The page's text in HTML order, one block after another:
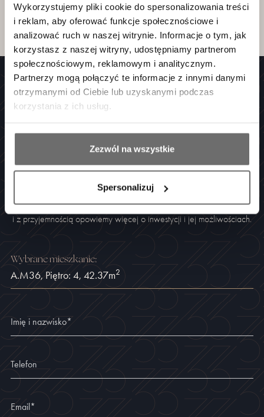
Wykorzystujemy pliki cookie do spersonalizowania treści
i reklam, aby oferować funkcje społecznościowe i
analizować ruch w naszej witrynie. Informacje o tym, jak
korzystasz z naszej witryny, udostępniamy partnerom
społecznościowym, reklamowym i analitycznym.
Partnerzy mogą połączyć te informacje z innymi danymi
otrzymanymi od Ciebie lub uzyskanymi podczas
korzystania z ich usług.
Zezwól na wszystkie
Spersonalizuj
5 Wyjście na taras – możliwa różnica poziomów.
6 Powyższa oferta ma charakter informacyjny i nie stanowi oferty handlowej
w rozumieniu art.66 §1 Kodeksu cywilnego oraz innych właściwych
przepisów prawnych.
POROZMAWIAJMY
Masz pytania lub chcesz się
umówić na spotkanie?
Jesteśmy dostępni codziennie od 8 do 17
i z przyjemnością opowiemy więcej o inwestycji i jej możliwościach.
Wybranemieszkanie:
A.M36, Piętro: 4, 42.37m2
Imię i nazwisko*
Telefon
Email*